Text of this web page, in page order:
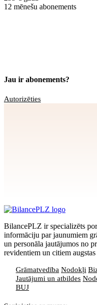
12 mēnešu abonements
Jau ir abonements?
Autorizēties
BilancePLZ ir specializēts
informāciju par jaunumiem
un personāla jautājumos no
revidentiem un citiem
Grāmatvedība Nodokļi
Jautājumi un atbildes
BUJ